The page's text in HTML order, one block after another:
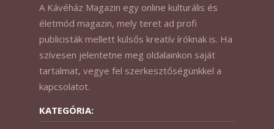
A Kávéház Magazin egy online kulturális és
életmód magazin, mely teret ad profi
publicisták mellett külsős kreatív íróknak is. Ha
szívesen jelentetne meg oldalainkon saját
tartalmat, vegye fel szerkesztőségünkkel a
kapcsolatot.
KATEGÓRIA: